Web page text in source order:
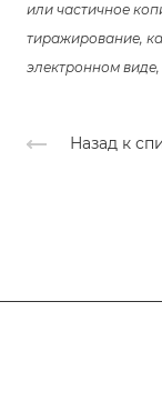
или частичное
тиражирование,
электронном виде,
Назад к